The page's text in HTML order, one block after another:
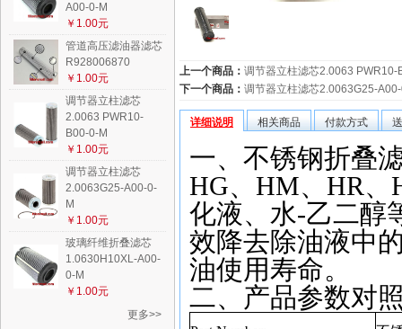
A00-0-M
￥1.00元
管道高压滤油器滤芯
R928006870
￥1.00元
调节器立柱滤芯
2.0063 PWR10-
B00-0-M
￥1.00元
调节器立柱滤芯
2.0063G25-A00-0-
M
￥1.00元
玻璃纤维折叠滤芯
1.0630H10XL-A00-
0-M
￥1.00元
更多>>
上一个商品： 调节器立柱滤芯2.0063 PWR10-
下一个商品： 调节器立柱滤芯2.0063G25-
详细说明 相关商品 付款方式
一、不锈钢折叠
HG、 HM、 HR、
化液、水-乙二醇
效降去除油液中
油使用寿命。
二、产品参数对